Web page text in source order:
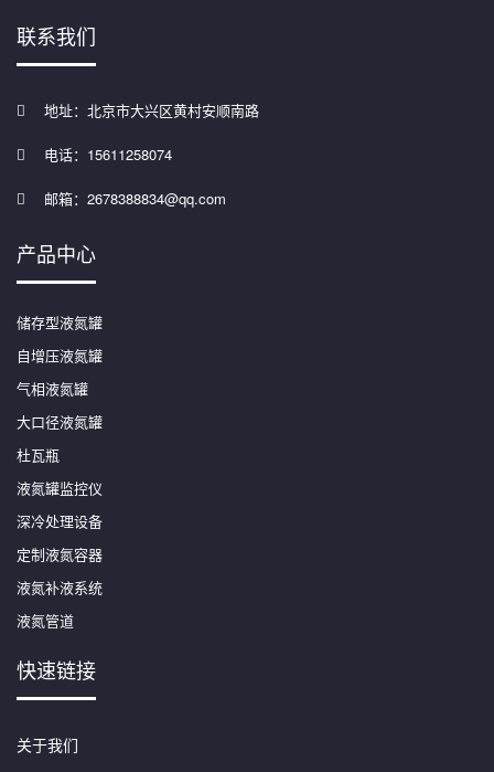
联系我们
地址：北京市大兴区黄村安顺南路
电话：15611258074
邮箱：2678388834@qq.com
产品中心
储存型液氮罐
自增压液氮罐
气相液氮罐
大口径液氮罐
杜瓦瓶
液氮罐监控仪
深冷处理设备
定制液氮容器
液氮补液系统
液氮管道
快速链接
关于我们